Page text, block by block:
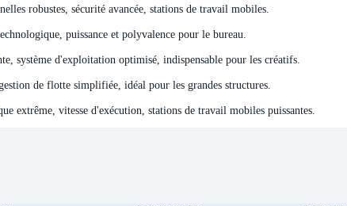
robustes, sécurité avancée, stations de travail mobiles.
puissance et polyvalence pour le bureau.
système d'exploitation optimisé, indispensable pour les créatifs.
de flotte simplifiée, idéal pour les grandes structures.
extrême, vitesse d'exécution, stations de travail mobiles puissantes.